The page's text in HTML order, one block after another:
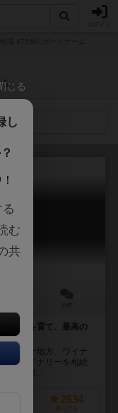
ブドウを育て、最高の
カーナ地方。ワイナ
のワイナリーを相続
再興を目...
2534
持ってる
じる
し
む
共